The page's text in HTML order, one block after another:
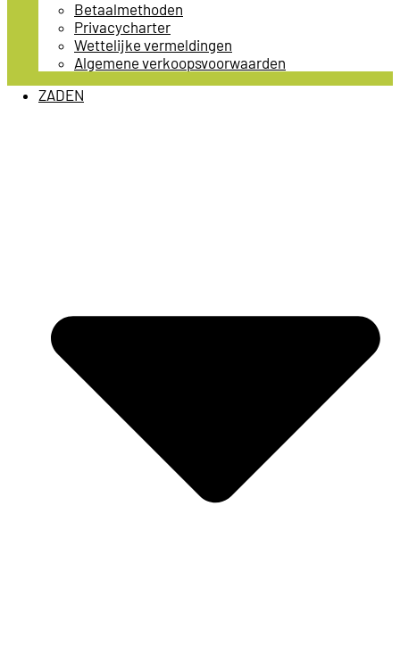
Betaalmethoden
Privacycharter
Wettelijke vermeldingen
Algemene verkoopsvoorwaarden
ZADEN